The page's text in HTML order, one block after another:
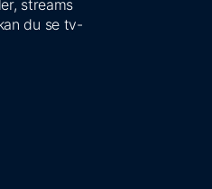
streams
du se tv-